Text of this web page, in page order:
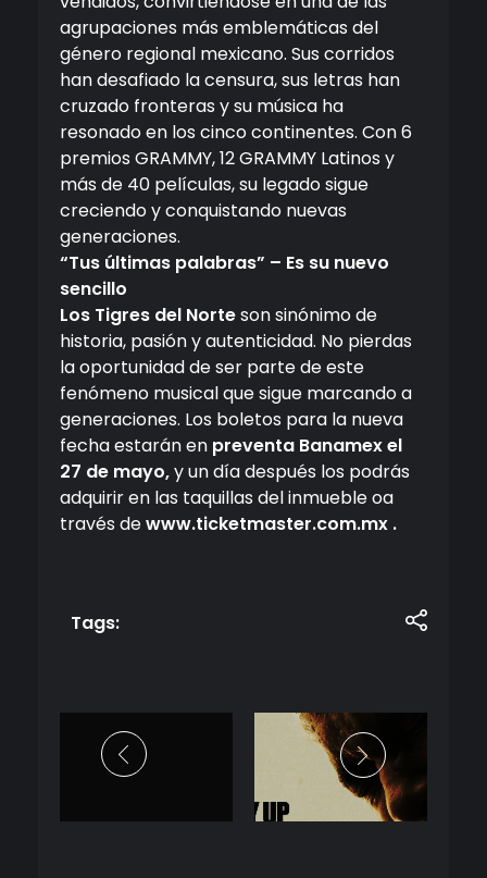
agrupaciones más emblemáticas del
género regional mexicano. Sus corridos
han desafiado la censura, sus letras han
cruzado fronteras y su música ha
resonado en los cinco continentes. Con 6
premios GRAMMY, 12 GRAMMY Latinos y
más de 40 películas, su legado sigue
creciendo y conquistando nuevas
generaciones.
“Tus últimas palabras” – Es su nuevo
sencillo
Los Tigres del Norteson sinónimo de
historia, pasión y autenticidad. No pierdas
la oportunidad de ser parte de este
fenómeno musical que sigue marcando a
generaciones. Los boletos para la nueva
fecha estarán en preventa Banamex el
27 de mayo,y un día después los podrás
adquirir en las taquillas del inmueble oa
través dewww.ticketmaster.com.mx .
Tags: